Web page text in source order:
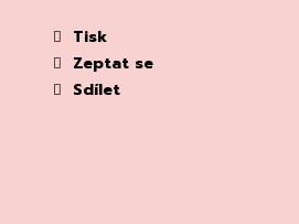
Tisk
Zeptat se
Sdílet